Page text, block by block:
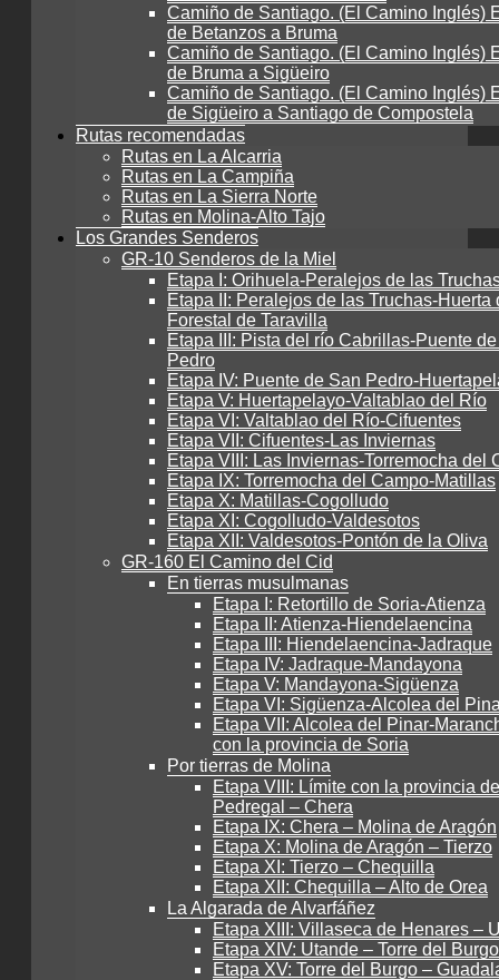
Camiño de Santiago. (El Camino Inglés)
de Betanzos a Bruma
Camiño de Santiago. (El Camino Inglés)
de Bruma a Sigüeiro
Camiño de Santiago. (El Camino Inglés)
de Sigüeiro a Santiago de Compostela
Rutas recomendadas
Rutas en La Alcarria
Rutas en La Campiña
Rutas en La Sierra Norte
Rutas en Molina-Alto Tajo
Los Grandes Senderos
GR-10 Senderos de la Miel
Etapa I: Orihuela-Peralejos de las
Etapa II: Peralejos de las Truchas-Huerta
Forestal de Taravilla
Etapa III: Pista del río Cabrillas-Puente
Pedro
Etapa IV: Puente de San Pedro-
Etapa V: Huertapelayo-Valtablao del Río
Etapa VI: Valtablao del Río-Cifuentes
Etapa VII: Cifuentes-Las Inviernas
Etapa VIII: Las Inviernas-Torremocha del
Etapa IX: Torremocha del Campo-Matillas
Etapa X: Matillas-Cogolludo
Etapa XI: Cogolludo-Valdesotos
Etapa XII: Valdesotos-Pontón de la Oliva
GR-160 El Camino del Cid
En tierras musulmanas
Etapa I: Retortillo de Soria-Atienza
Etapa II: Atienza-Hiendelaencina
Etapa III: Hiendelaencina-Jadraque
Etapa IV: Jadraque-Mandayona
Etapa V: Mandayona-Sigüenza
Etapa VI: Sigüenza-Alcolea del
Etapa VII: Alcolea del Pinar-
con la provincia de Soria
Por tierras de Molina
Etapa VIII: Límite con la provincia
Pedregal – Chera
Etapa IX: Chera – Molina de Aragón
Etapa X: Molina de Aragón – Tierzo
Etapa XI: Tierzo – Chequilla
Etapa XII: Chequilla – Alto de Orea
La Algarada de Alvarfáñez
Etapa XIII: Villaseca de Henares –
Etapa XIV: Utande – Torre del Burgo
Etapa XV: Torre del Burgo –